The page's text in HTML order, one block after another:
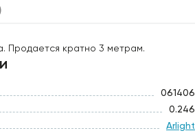
Продается кратно 3 метрам.
061406
0.246
Arlight